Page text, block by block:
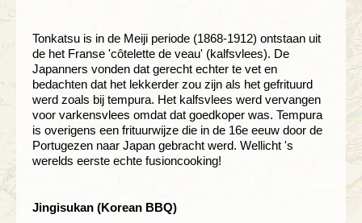
Tonkatsu is in de Meiji periode (1868-1912) ontstaan uit
de het Franse 'côtelette de veau' (kalfsvlees). De
Japanners vonden dat gerecht echter te vet en
bedachten dat het lekkerder zou zijn als het gefrituurd
werd zoals bij tempura. Het kalfsvlees werd vervangen
voor varkensvlees omdat dat goedkoper was. Tempura
is overigens een frituurwijze die in de 16e eeuw door de
Portugezen naar Japan gebracht werd. Wellicht 's
werelds eerste echte fusioncooking!
Jingisukan (Korean BBQ)